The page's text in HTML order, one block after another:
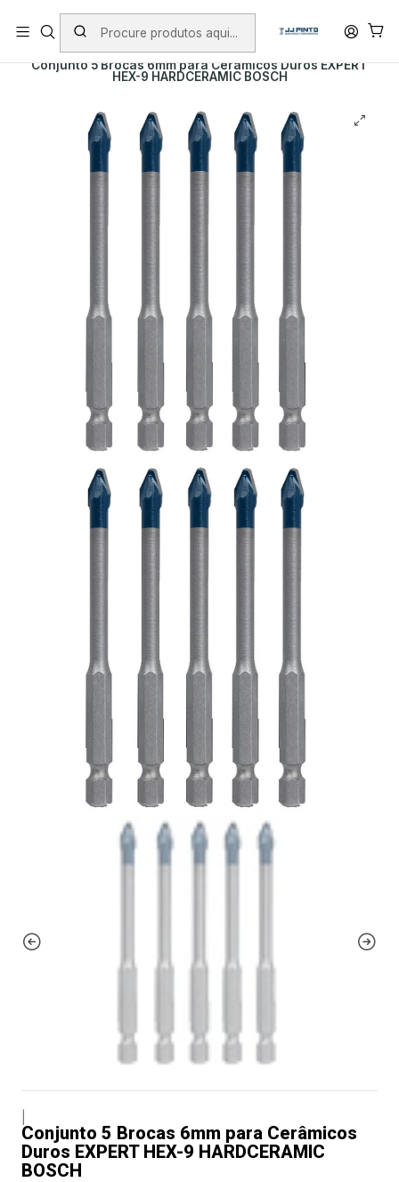
PORTES INCLUÍDOS EM ENCOMENDAS +75€ (excepto ilhas)
PRODUTOS ACESSÓRIOS BROCAS
Conjunto 5 Brocas 6mm para Cerâmicos Duros EXPERT
HEX-9 HARDCERAMIC BOSCH
Conjunto 5 Brocas 6mm para Cerâmicos
Duros EXPERT HEX-9 HARDCERAMIC
BOSCH